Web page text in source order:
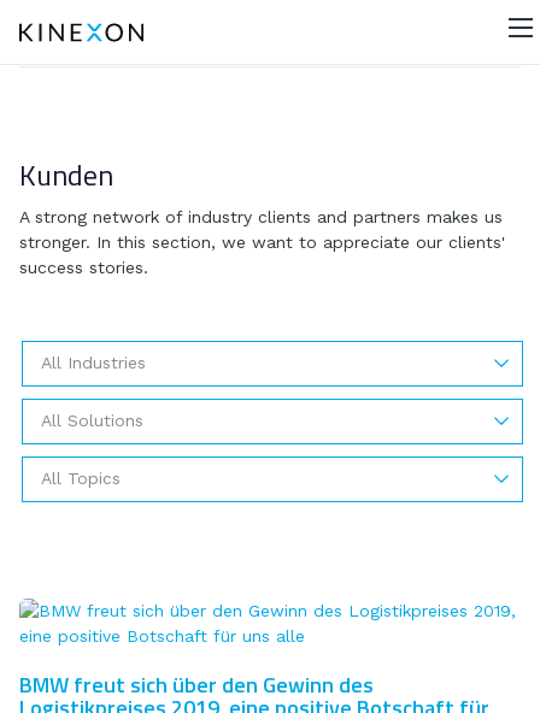
Kunden
A strong network of industry clients and partners makes us
stronger. In this section, we want to appreciate our clients'
success stories.
All Industries
All Solutions
All Topics
BMW freut sich über den Gewinn des